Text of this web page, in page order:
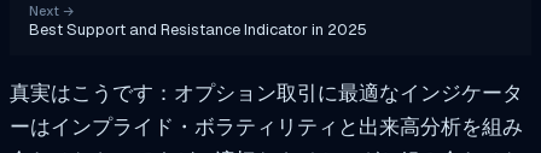
Next →
Best Support and Resistance Indicator in 2025
真実はこうです：オプション取引に最適なインジケータ
ーはインプライド・ボラティリティと出来高分析を組み